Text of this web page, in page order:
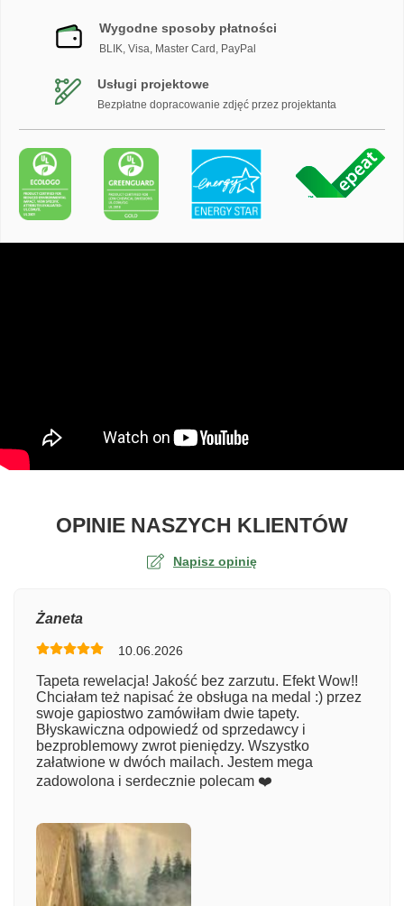
Wygodne sposoby płatności
BLIK, Visa, Master Card, PayPal
Usługi projektowe
Bezpłatne dopracowanie zdjęć przez projektanta
OPINIE NASZYCH KLIENTÓWO
Napisz opinię
Numer zamówienia
Imię
Żaneta
10.06.2026
Tapeta rewelacja! Jakość bez zarzutu. Efekt Wow!!
Chciałam też napisać że obsługa na medal :) przez
swoje gapiostwo zamówiłam dwie tapety.
Błyskawiczna odpowiedź od sprzedawcy i
bezproblemowy zwrot pieniędzy. Wszystko
załatwione w dwóch mailach. Jestem mega
zadowolona i serdecznie polecam ❤️